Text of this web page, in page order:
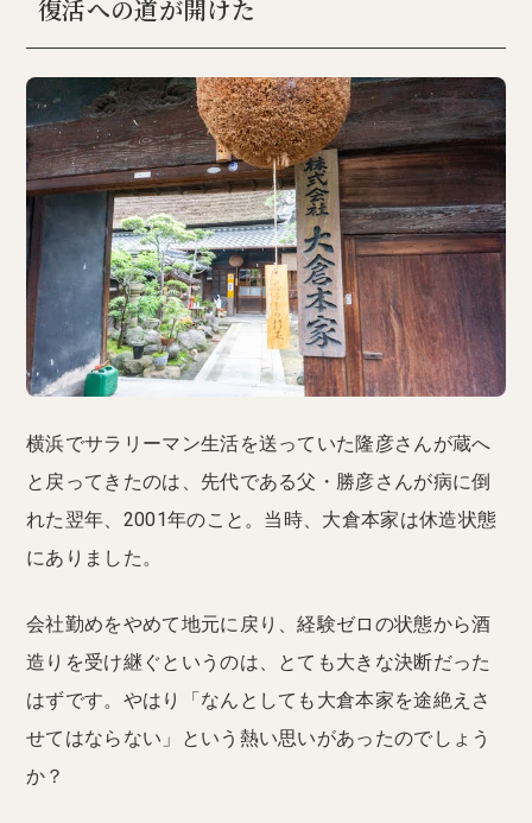
復活への道が開けた
横浜でサラリーマン生活を送っていた隆彦さんが蔵へ
と戻ってきたのは、先代である父・勝彦さんが病に倒
れた翌年、2001年のこと。当時、大倉本家は休造状態
にありました。
会社勤めをやめて地元に戻り、経験ゼロの状態から酒
造りを受け継ぐというのは、とても大きな決断だった
はずです。やはり「なんとしても大倉本家を途絶えさ
せてはならない」という熱い思いがあったのでしょう
か？